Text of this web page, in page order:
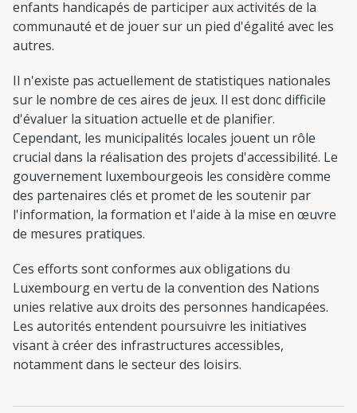
enfants handicapés de participer aux activités de la
communauté et de jouer sur un pied d'égalité avec les
autres.
Il n'existe pas actuellement de statistiques nationales
sur le nombre de ces aires de jeux. Il est donc difficile
d'évaluer la situation actuelle et de planifier.
Cependant, les municipalités locales jouent un rôle
crucial dans la réalisation des projets d'accessibilité. Le
gouvernement luxembourgeois les considère comme
des partenaires clés et promet de les soutenir par
l'information, la formation et l'aide à la mise en œuvre
de mesures pratiques.
Ces efforts sont conformes aux obligations du
Luxembourg en vertu de la convention des Nations
unies relative aux droits des personnes handicapées.
Les autorités entendent poursuivre les initiatives
visant à créer des infrastructures accessibles,
notamment dans le secteur des loisirs.